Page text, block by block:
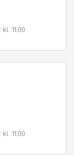
11:00
11:00